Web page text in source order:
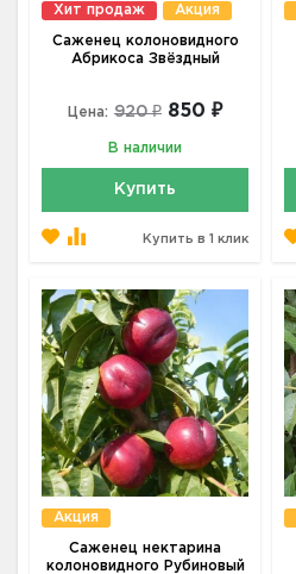
Хит продаж Акция
Саженец колоновидного
Абрикоса Звёздный
Цена: 920 ₽ 850 ₽
В наличии
Купить
Купить в 1 клик
Акция
Саженец нектарина
колоновидного Рубиновый